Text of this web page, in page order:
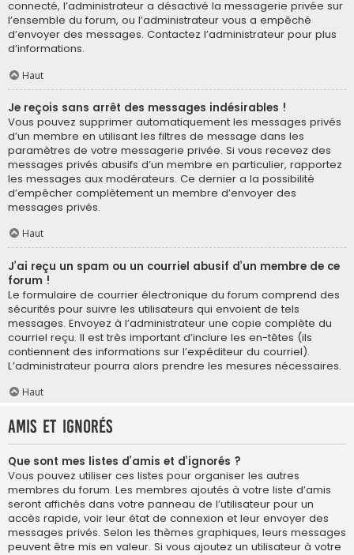
connecté, l’administrateur a désactivé la messagerie privée sur
l’ensemble du forum, ou l’administrateur vous a empêché
d’envoyer des messages. Contactez l’administrateur pour plus
d’informations.
Haut
Je reçois sans arrêt des messages indésirables !
Vous pouvez supprimer automatiquement les messages privés
d’un membre en utilisant les filtres de message dans les
paramètres de votre messagerie privée. Si vous recevez des
messages privés abusifs d’un membre en particulier, rapportez
les messages aux modérateurs. Ce dernier a la possibilité
d’empêcher complètement un membre d’envoyer des
messages privés.
Haut
J’ai reçu un spam ou un courriel abusif d’un membre de ce
forum !
Le formulaire de courrier électronique du forum comprend des
sécurités pour suivre les utilisateurs qui envoient de tels
messages. Envoyez à l’administrateur une copie complète du
courriel reçu. Il est très important d’inclure les en-têtes (ils
contiennent des informations sur l’expéditeur du courriel).
L’administrateur pourra alors prendre les mesures nécessaires.
Haut
Amis et ignorés
Que sont mes listes d’amis et d’ignorés ?
Vous pouvez utiliser ces listes pour organiser les autres
membres du forum. Les membres ajoutés à votre liste d’amis
seront affichés dans votre panneau de l’utilisateur pour un
accès rapide, voir leur état de connexion et leur envoyer des
messages privés. Selon les thèmes graphiques, leurs messages
peuvent être mis en valeur. Si vous ajoutez un utilisateur à votre